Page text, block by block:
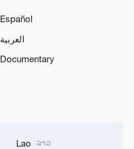
Español
العربية
Documentary
Lao ລາວ